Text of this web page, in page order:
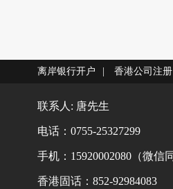
离岸银行开户 香港公司注册
联系人: 唐先生
电话：0755-25327299
手机：15920002080（微信
香港固话：852-92984083